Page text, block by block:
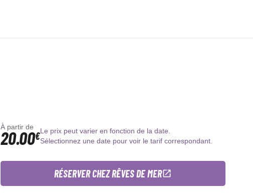
À partir de
20.00€Le prix peut varier en fonction de la date.
Sélectionnez une date pour voir le tarif correspondant.
RÉSERVER CHEZ RÊVES DE MER